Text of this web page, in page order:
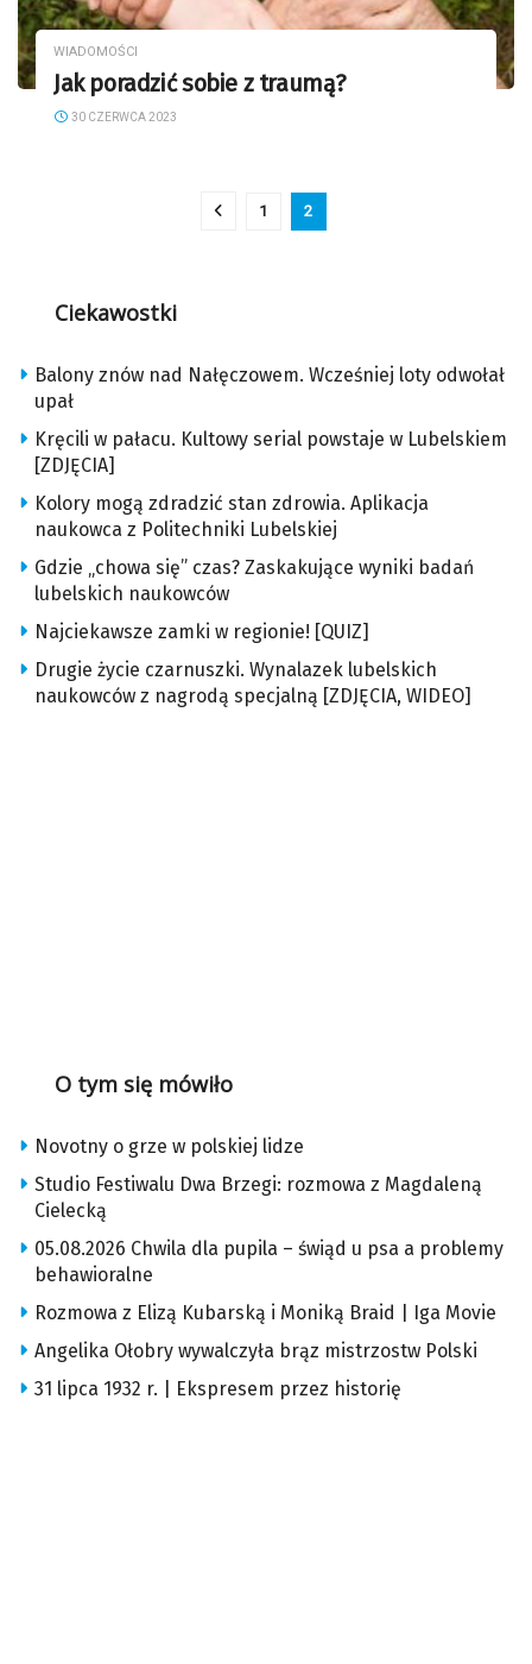
WIADOMOŚCI
Jak poradzić sobie z traumą?
30 CZERWCA 2023
1 2
Ciekawostki
Balony znów nad Nałęczowem. Wcześniej loty odwołał
upał
Kręcili w pałacu. Kultowy serial powstaje w Lubelskiem
[ZDJĘCIA]
Kolory mogą zdradzić stan zdrowia. Aplikacja
naukowca z Politechniki Lubelskiej
Gdzie „chowa się” czas? Zaskakujące wyniki badań
lubelskich naukowców
Najciekawsze zamki w regionie! [QUIZ]
Drugie życie czarnuszki. Wynalazek lubelskich
naukowców z nagrodą specjalną [ZDJĘCIA, WIDEO]
O tym się mówiło
Novotny o grze w polskiej lidze
Studio Festiwalu Dwa Brzegi: rozmowa z Magdaleną
Cielecką
05.08.2026 Chwila dla pupila – świąd u psa a problemy
behawioralne
Rozmowa z Elizą Kubarską i Moniką Braid | Iga Movie
Angelika Ołobry wywalczyła brąz mistrzostw Polski
31 lipca 1932 r. | Ekspresem przez historię